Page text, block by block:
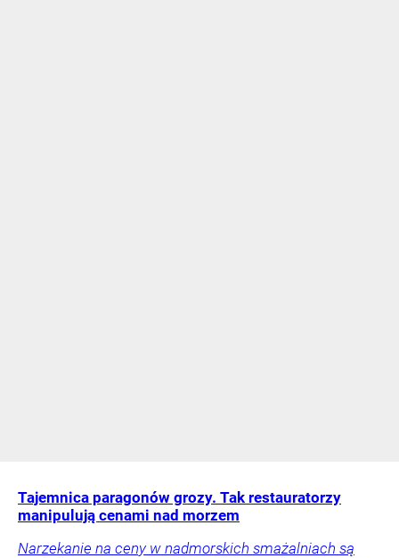
Tajemnica paragonów grozy. Tak restauratorzy
manipulują cenami nad morzem
Narzekanie na ceny w nadmorskich smażalniach są